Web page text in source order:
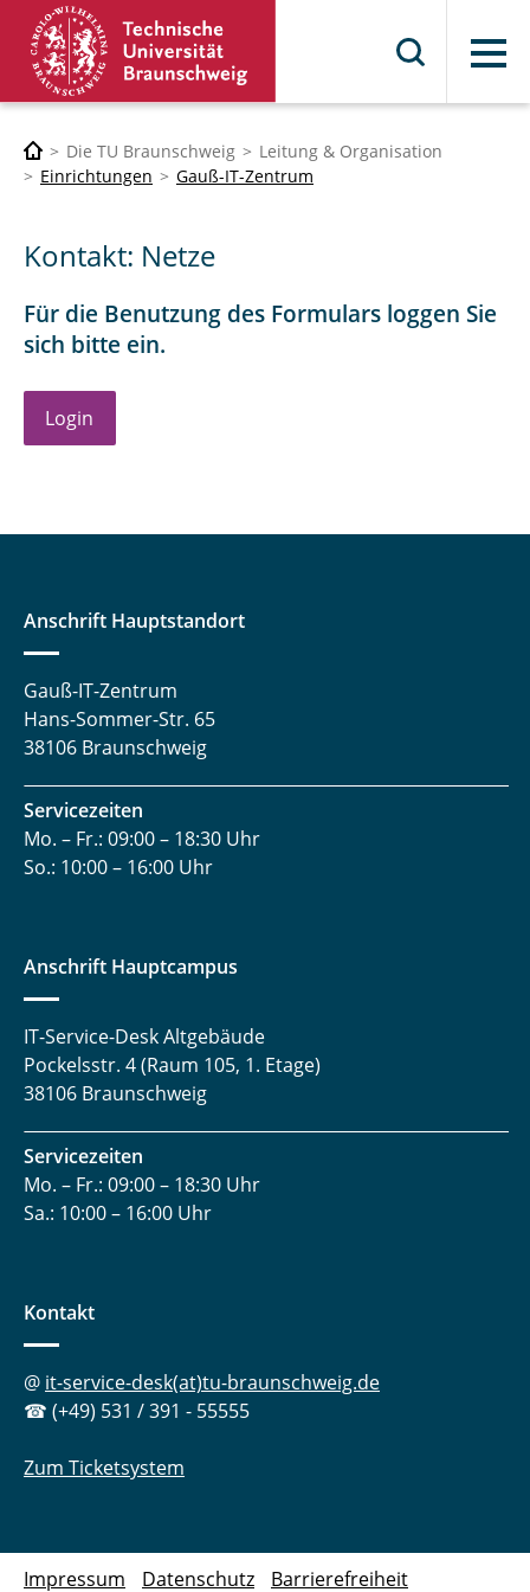
Menü
Die TU Braunschweig
Leitung & Organisation
Einrichtungen
Gauß-IT-Zentrum
Kontakt: Netze
Für die Benutzung des Formulars loggen Sie
sich bitte ein.
Login
Anschrift Hauptstandort
Gauß-IT-Zentrum
Hans-Sommer-Str. 65
38106 Braunschweig
Servicezeiten
Mo. – Fr.: 09:00 – 18:30 Uhr
So.: 10:00 – 16:00 Uhr
Anschrift Hauptcampus
IT-Service-Desk Altgebäude
Pockelsstr. 4 (Raum 105, 1. Etage)
38106 Braunschweig
Servicezeiten
Mo. – Fr.: 09:00 – 18:30 Uhr
Sa.: 10:00 – 16:00 Uhr
Kontakt
@ it-service-desk(at)tu-braunschweig.de
☎ (+49) 531 / 391 - 55555
Zum Ticketsystem
Impressum Datenschutz Barrierefreiheit